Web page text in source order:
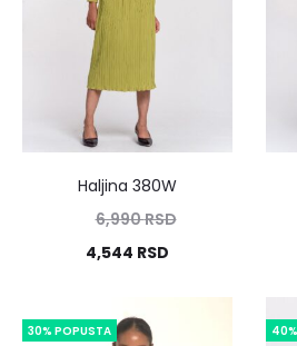
Haljina 380W
6,990RSD
4,544 RSD
30% POPUSTA